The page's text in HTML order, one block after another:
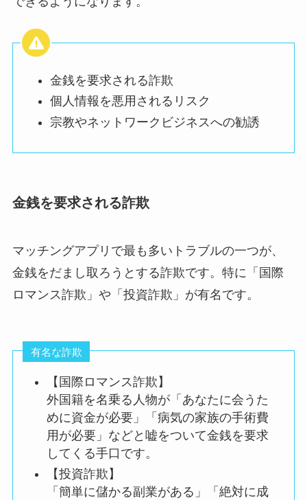
金銭を要求される詐欺
個人情報を悪用されるリスク
宗教やネットワークビジネスへの勧誘
金銭を要求される詐欺
マッチングアプリで最も多いトラブルの一つが、
金銭をだまし取ろうとする詐欺です。特に「国際
ロマンス詐欺」や「投資詐欺」が有名です。
有名な詐欺
【国際ロマンス詐欺】
外国籍を名乗る人物が「あなたに会うた
めに資金が必要」「病気の家族の手術費
用が必要」などと嘘をついて金銭を要求
してくる手口です。
【投資詐欺】
「簡単に儲かる副業がある」「絶対に成